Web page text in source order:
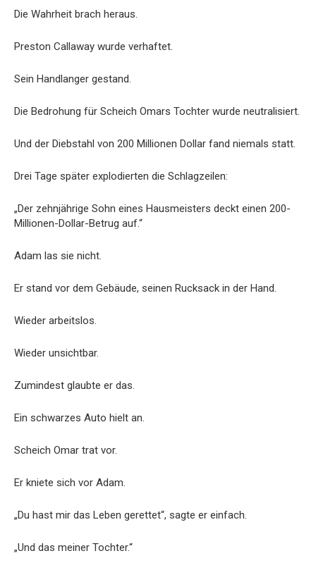
Die Wahrheit brach heraus.
Preston Callaway wurde verhaftet.
Sein Handlanger gestand.
Die Bedrohung für Scheich Omars Tochter wurde neutralisiert.
Und der Diebstahl von 200 Millionen Dollar fand niemals statt.
Drei Tage später explodierten die Schlagzeilen:
„Der zehnjährige Sohn eines Hausmeisters deckt einen 200-
Millionen-Dollar-Betrug auf.“
Adam las sie nicht.
Er stand vor dem Gebäude, seinen Rucksack in der Hand.
Wieder arbeitslos.
Wieder unsichtbar.
Zumindest glaubte er das.
Ein schwarzes Auto hielt an.
Scheich Omar trat vor.
Er kniete sich vor Adam.
„Du hast mir das Leben gerettet“, sagte er einfach.
„Und das meiner Tochter.“